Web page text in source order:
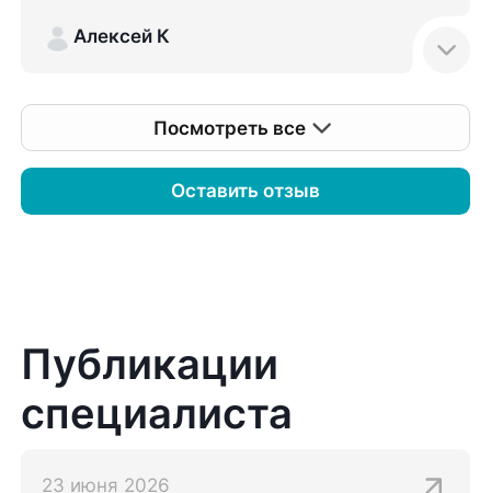
Оставить отзыв
Алексей К
Посмотреть все
Публикации
специалиста
23 июня 2026